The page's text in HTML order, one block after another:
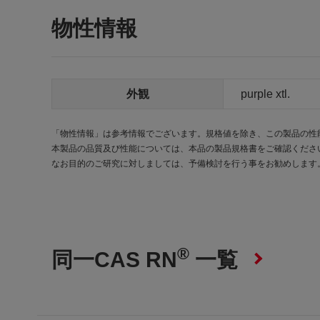
物性情報
外観 purple xtl.
「物性情報」は参考情報でございます。規格値を除き、この製品の
本製品の品質及び性能については、本品の製品規格書をご確認くださ
なお目的のご研究に対しましては、予備検討を行う事をお勧めします。
同一CAS RN® 一覧